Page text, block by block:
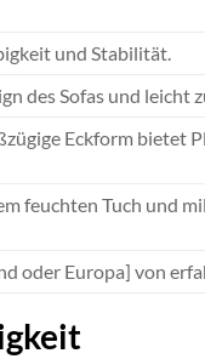
und Stabilität.
des Sofas und leicht
Eckform bietet
feuchten Tuch und
oder Europa] von